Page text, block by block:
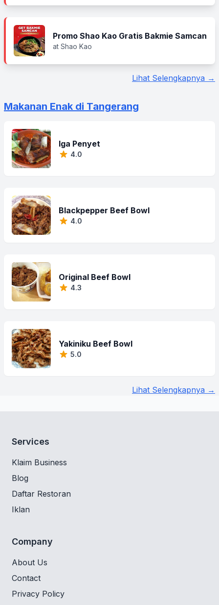
Promo Shao Kao Gratis Bakmie Samcan
at Shao Kao
Lihat Selengkapnya →
Makanan Enak di Tangerang
Iga Penyet
4.0
Blackpepper Beef Bowl
4.0
Original Beef Bowl
4.3
Yakiniku Beef Bowl
5.0
Lihat Selengkapnya →
Services
Klaim Business
Blog
Daftar Restoran
Iklan
Company
About Us
Contact
Privacy Policy